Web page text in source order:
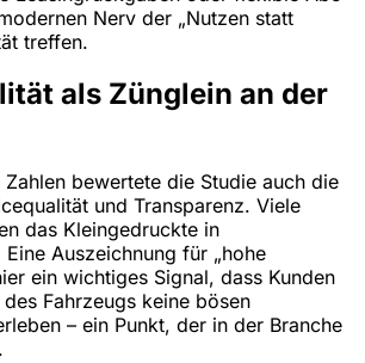
Nerv der „Nutzen statt
treffen.
als Zünglein an der
bewertete die Studie auch die
und Transparenz. Viele
das Kleingedruckte in
Auszeichnung für „hohe
ein wichtiges Signal, dass Kunden
Fahrzeugs keine bösen
– ein Punkt, der in der Branche